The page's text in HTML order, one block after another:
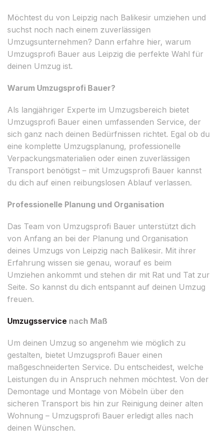
Möchtest du von Leipzig nach Balikesir umziehen und
suchst noch nach einem zuverlässigen
Umzugsunternehmen? Dann erfahre hier, warum
Umzugsprofi Bauer aus Leipzig die perfekte Wahl für
deinen Umzug ist.
Warum Umzugsprofi Bauer?
Als langjähriger Experte im Umzugsbereich bietet
Umzugsprofi Bauer einen umfassenden Service, der
sich ganz nach deinen Bedürfnissen richtet. Egal ob du
eine komplette Umzugsplanung, professionelle
Verpackungsmaterialien oder einen zuverlässigen
Transport benötigst – mit Umzugsprofi Bauer kannst
du dich auf einen reibungslosen Ablauf verlassen.
Professionelle Planung und Organisation
Das Team von Umzugsprofi Bauer unterstützt dich
von Anfang an bei der Planung und Organisation
deines Umzugs von Leipzig nach Balikesir. Mit ihrer
Erfahrung wissen sie genau, worauf es beim
Umziehen ankommt und stehen dir mit Rat und Tat zur
Seite. So kannst du dich entspannt auf deinen Umzug
freuen.
Umzugsservice nach Maß
Um deinen Umzug so angenehm wie möglich zu
gestalten, bietet Umzugsprofi Bauer einen
maßgeschneiderten Service. Du entscheidest, welche
Leistungen du in Anspruch nehmen möchtest. Von der
Demontage und Montage von Möbeln über den
sicheren Transport bis hin zur Reinigung deiner alten
Wohnung – Umzugsprofi Bauer erledigt alles nach
deinen Wünschen.